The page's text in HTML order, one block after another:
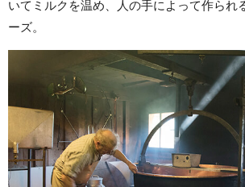
いてミルクを温め、人の手によって作られ
ーズ。